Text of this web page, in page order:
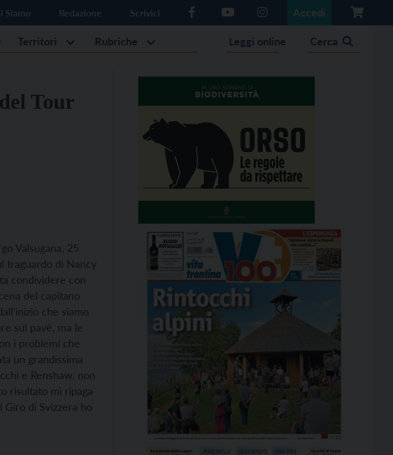
Siamo Redazione Scrivici Accedi
Territori Rubriche Leggi online Cerca
Tour
Valsugana, 25
traguardo di Nancy
condividere con
del capitano
che siamo
sul pavè, ma le
i problemi che
un grandissima
e Renshaw, non
risultato mi ripaga
di Svizzera ho